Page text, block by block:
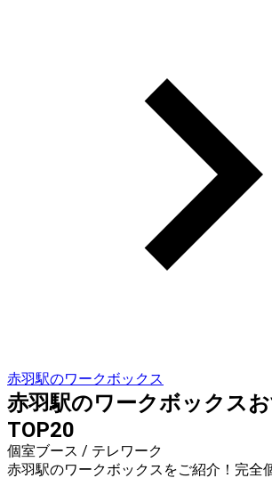
赤羽駅のワークボックス
赤羽駅のワークボックス
TOP20
個室ブース / テレワーク
赤羽駅のワークボックスをご紹介！完全